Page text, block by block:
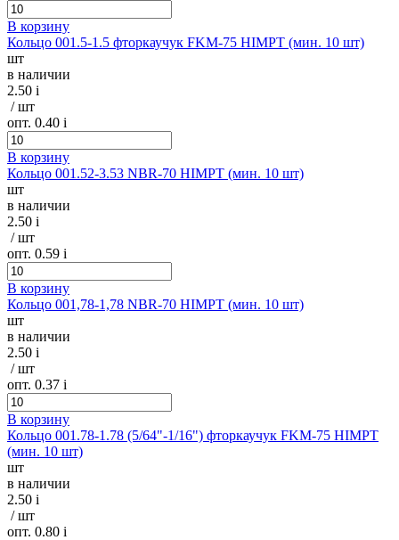
В корзину
Кольцо 001.5-1.5 фторкаучук FKM-75 HIMPT (мин. 10 шт)
шт
в наличии
2.50 i
/ шт
опт. 0.40 i
В корзину
Кольцо 001.52-3.53 NBR-70 HIMPT (мин. 10 шт)
шт
в наличии
2.50 i
/ шт
опт. 0.59 i
В корзину
Кольцо 001,78-1,78 NBR-70 HIMPT (мин. 10 шт)
шт
в наличии
2.50 i
/ шт
опт. 0.37 i
В корзину
Кольцо 001.78-1.78 (5/64"-1/16") фторкаучук FKM-75 HIMPT
(мин. 10 шт)
шт
в наличии
2.50 i
/ шт
опт. 0.80 i